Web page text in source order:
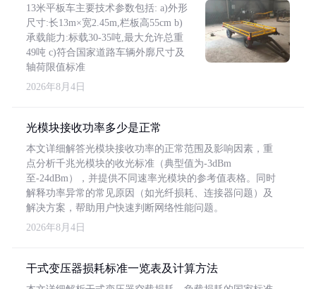
13米平板车主要技术参数包括: a)外形
尺寸:长13m×宽2.45m,栏板高55cm b)
承载能力:标载30-35吨,最大允许总重
49吨 c)符合国家道路车辆外廓尺寸及
轴荷限值标准
2026年8月4日
光模块接收功率多少是正常
本文详细解答光模块接收功率的正常范围及影响因素，重
点分析千兆光模块的收光标准（典型值为-3dBm
至-24dBm），并提供不同速率光模块的参考值表格。同时
解释功率异常的常见原因（如光纤损耗、连接器问题）及
解决方案，帮助用户快速判断网络性能问题。
2026年8月4日
干式变压器损耗标准一览表及计算方法